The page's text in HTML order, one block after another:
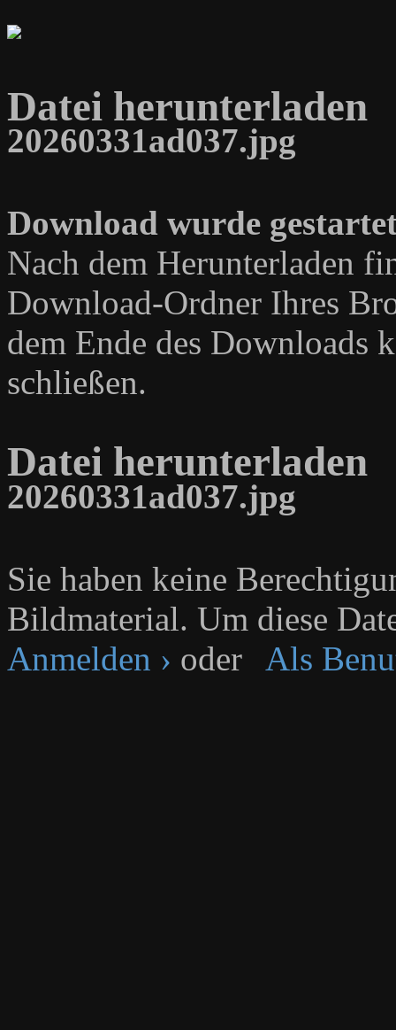
Datei herunterladen
20260331ad037.jpg
Download wurde
Nach dem Herunterladen
Download-Ordner Ihres
dem Ende des Downloads
schließen.
Datei herunterladen
20260331ad037.jpg
Sie haben keine
Bildmaterial. Um diese
Anmelden › oder Als